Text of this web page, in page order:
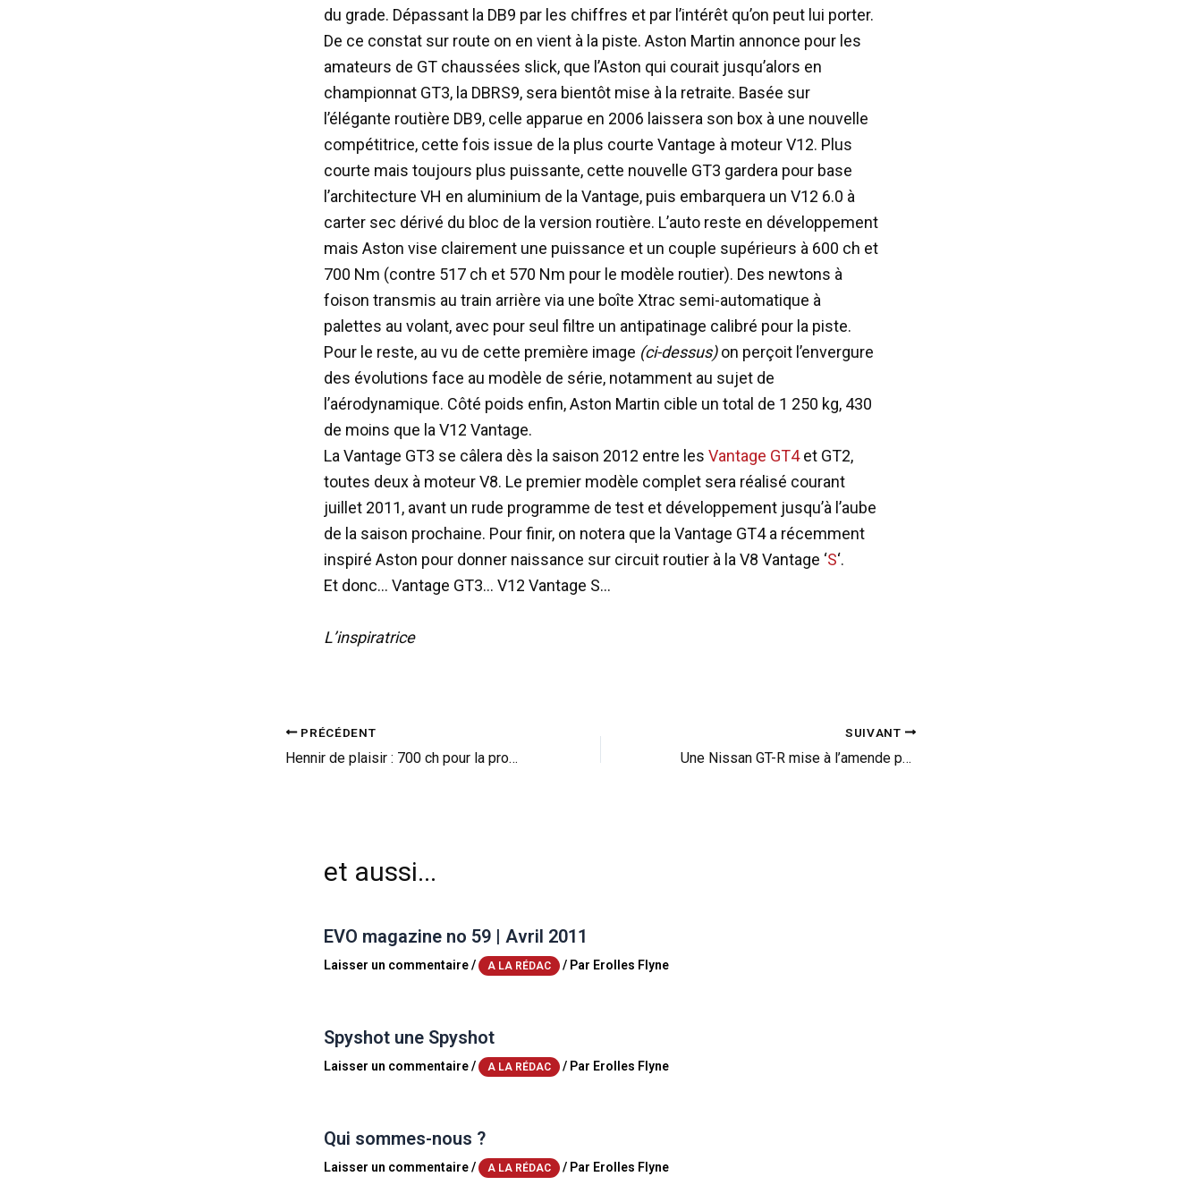
du grade. Dépassant la DB9 par les chiffres et par l’intérêt qu’on peut lui porter.
De ce constat sur route on en vient à la piste. Aston Martin annonce pour les
amateurs de GT chaussées slick, que l’Aston qui courait jusqu’alors en
championnat GT3, la DBRS9, sera bientôt mise à la retraite. Basée sur
l’élégante routière DB9, celle apparue en 2006 laissera son box à une nouvelle
compétitrice, cette fois issue de la plus courte Vantage à moteur V12. Plus
courte mais toujours plus puissante, cette nouvelle GT3 gardera pour base
l’architecture VH en aluminium de la Vantage, puis embarquera un V12 6.0 à
carter sec dérivé du bloc de la version routière. L’auto reste en développement
mais Aston vise clairement une puissance et un couple supérieurs à 600 ch et
700 Nm (contre 517 ch et 570 Nm pour le modèle routier). Des newtons à
foison transmis au train arrière via une boîte Xtrac semi-automatique à
palettes au volant, avec pour seul filtre un antipatinage calibré pour la piste.
Pour le reste, au vu de cette première image (ci-dessus)on perçoit l’envergure
des évolutions face au modèle de série, notamment au sujet de
l’aérodynamique. Côté poids enfin, Aston Martin cible un total de 1 250 kg, 430
de moins que la V12 Vantage.
La Vantage GT3 se câlera dès la saison 2012 entre les Vantage GT4et GT2,
toutes deux à moteur V8. Le premier modèle complet sera réalisé courant
juillet 2011, avant un rude programme de test et développement jusqu’à l’aube
de la saison prochaine. Pour finir, on notera que la Vantage GT4 a récemment
inspiré Aston pour donner naissance sur circuit routier à la V8 Vantage ‘S‘.
Et donc… Vantage GT3… V12 Vantage S…
L’inspiratrice
PRÉCÉDENT
Hennir de plaisir : 700 ch pour la prochaine Ferrari 599
SUIVANT
Une Nissan GT-R mise à l’amende par un Cadillac Escalade
et aussi...
EVO magazine no 59 | Avril 2011
Laisser un commentaire/ A LA RÉDAC / Par Erolles Flyne
Spyshot une Spyshot
Laisser un commentaire/ A LA RÉDAC / Par Erolles Flyne
Qui sommes-nous ?
Laisser un commentaire/ A LA RÉDAC / Par Erolles Flyne